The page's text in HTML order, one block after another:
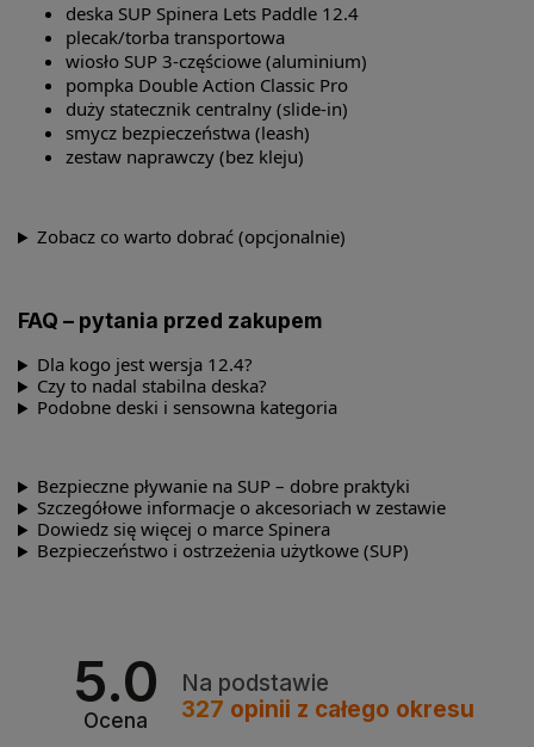
deska SUP Spinera Lets Paddle 12.4
plecak/torba transportowa
wiosło SUP 3-częściowe (aluminium)
pompka Double Action Classic Pro
duży statecznik centralny (slide-in)
smycz bezpieczeństwa (leash)
zestaw naprawczy (bez kleju)
Zobacz co warto dobrać (opcjonalnie)
FAQ – pytania przed zakupem
Dla kogo jest wersja 12.4?
Czy to nadal stabilna deska?
Podobne deski i sensowna kategoria
Bezpieczne pływanie na SUP – dobre praktyki
Szczegółowe informacje o akcesoriach w zestawie
Dowiedz się więcej o marce Spinera
Bezpieczeństwo i ostrzeżenia użytkowe (SUP)
5.0
Ocena
Na podstawie
327 opinii z całego okresu